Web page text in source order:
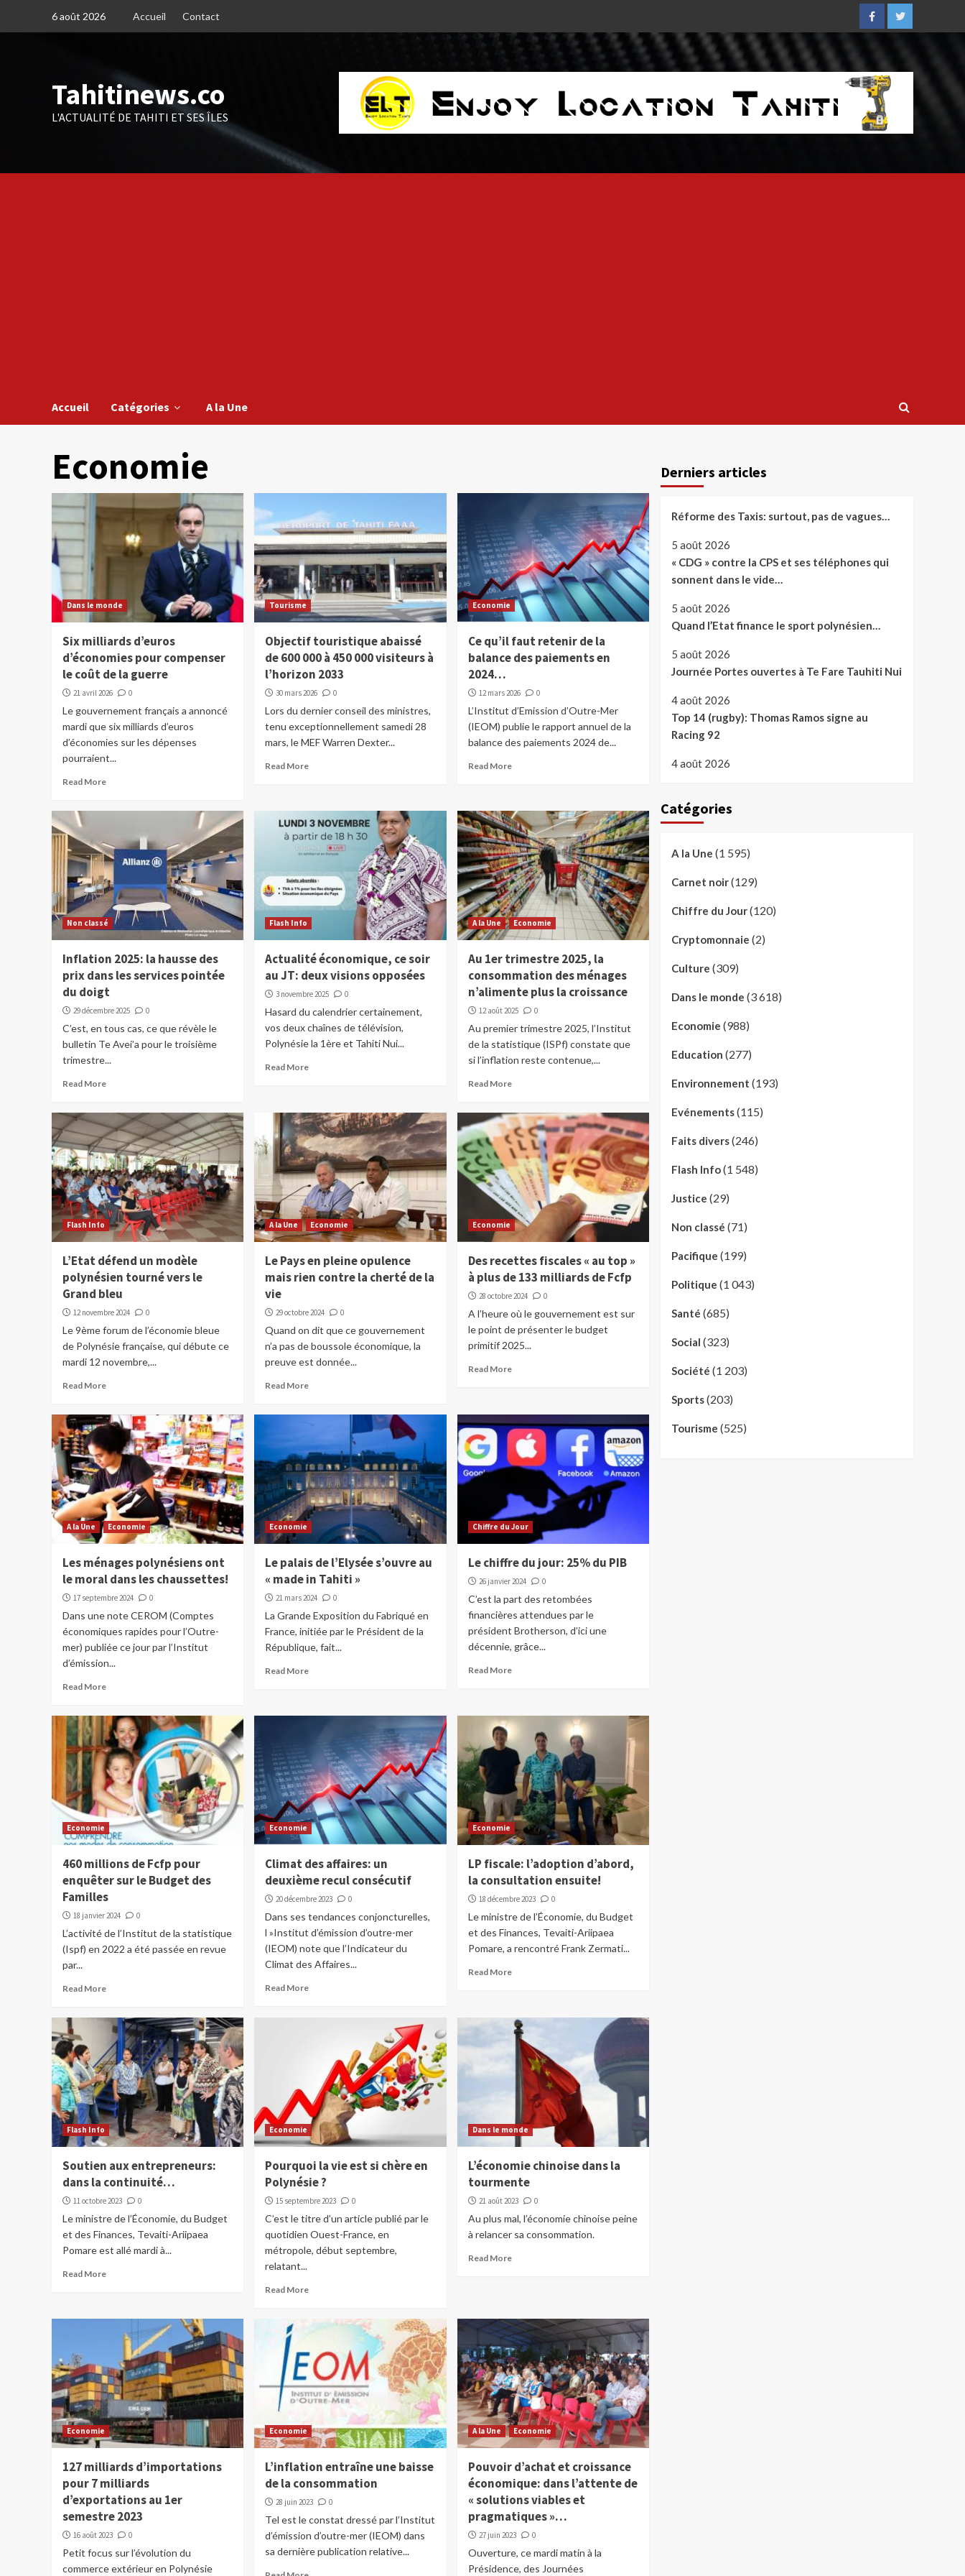
6 août 2026 Accueil Contact
FacebookTwitter
Tahitinews.co
L'ACTUALITÉ DE TAHITI ET SES ÎLES
Accueil Catégories A la Une
Economie
Dans le monde
Six milliards d’euros
d’économies pour compenser
le coût de la guerre
21 avril 2026 0
Le gouvernement français a annoncé
mardi que six milliards d’euros
d’économies sur les dépenses
pourraient...
Read More
Tourisme
Objectif touristique abaissé
de 600 000 à 450 000 visiteurs à
l’horizon 2033
30 mars 2026 0
Lors du dernier conseil des ministres,
tenu exceptionnellement samedi 28
mars, le MEF Warren Dexter...
Read More
Economie
Ce qu’il faut retenir de la
balance des paiements en
2024…
12 mars 2026 0
L’Institut d’Emission d’Outre-Mer
(IEOM) publie le rapport annuel de la
balance des paiements 2024 de...
Read More
Non classé
Inflation 2025: la hausse des
prix dans les services pointée
du doigt
29 décembre 2025 0
C’est, en tous cas, ce que révèle le
bulletin Te Avei’a pour le troisième
trimestre...
Read More
Flash Info
Actualité économique, ce soir
au JT: deux visions opposées
3 novembre 2025 0
Hasard du calendrier certainement,
vos deux chaînes de télévision,
Polynésie la 1ère et Tahiti Nui...
Read More
A la Une Economie
Au 1er trimestre 2025, la
consommation des ménages
n’alimente plus la croissance
12 août 2025 0
Au premier trimestre 2025, l’Institut
de la statistique (ISPf) constate que
si l’inflation reste contenue,...
Read More
Flash Info
L’Etat défend un modèle
polynésien tourné vers le
Grand bleu
12 novembre 2024 0
Le 9ème forum de l’économie bleue
de Polynésie française, qui débute ce
mardi 12 novembre,...
Read More
A la Une Economie
Le Pays en pleine opulence
mais rien contre la cherté de la
vie
29 octobre 2024 0
Quand on dit que ce gouvernement
n’a pas de boussole économique, la
preuve est donnée...
Read More
Economie
Des recettes fiscales « au top »
à plus de 133 milliards de Fcfp
28 octobre 2024 0
A l’heure où le gouvernement est sur
le point de présenter le budget
primitif 2025...
Read More
A la Une Economie
Les ménages polynésiens ont
le moral dans les chaussettes!
17 septembre 2024 0
Dans une note CEROM (Comptes
économiques rapides pour l’Outre-
mer) publiée ce jour par l’Institut
d’émission...
Read More
Economie
Le palais de l’Elysée s’ouvre au
« made in Tahiti »
21 mars 2024 0
La Grande Exposition du Fabriqué en
France, initiée par le Président de la
République, fait...
Read More
Chiffre du Jour
Le chiffre du jour: 25% du PIB
26 janvier 2024 0
C’est la part des retombées
financières attendues par le
président Brotherson, d’ici une
décennie, grâce...
Read More
Economie
460 millions de Fcfp pour
enquêter sur le Budget des
Familles
18 janvier 2024 0
L’activité de l’Institut de la statistique
(Ispf) en 2022 a été passée en revue
par...
Read More
Economie
Climat des affaires: un
deuxième recul consécutif
20 décembre 2023 0
Dans ses tendances conjoncturelles,
l »Institut d’émission d’outre-mer
(IEOM) note que l’Indicateur du
Climat des Affaires...
Read More
Economie
LP fiscale: l’adoption d’abord,
la consultation ensuite!
18 décembre 2023 0
Le ministre de l’Économie, du Budget
et des Finances, Tevaiti-Ariipaea
Pomare, a rencontré Frank Zermati...
Read More
Flash Info
Soutien aux entrepreneurs:
dans la continuité…
11 octobre 2023 0
Le ministre de l’Économie, du Budget
et des Finances, Tevaiti-Ariipaea
Pomare est allé mardi à...
Read More
Economie
Pourquoi la vie est si chère en
Polynésie ?
15 septembre 2023 0
C’est le titre d’un article publié par le
quotidien Ouest-France, en
métropole, début septembre,
relatant...
Read More
Dans le monde
L’économie chinoise dans la
tourmente
21 août 2023 0
Au plus mal, l’économie chinoise peine
à relancer sa consommation.
Read More
Economie
127 milliards d’importations
pour 7 milliards
d’exportations au 1er
semestre 2023
16 août 2023 0
Petit focus sur l’évolution du
commerce extérieur en Polynésie
Economie
L’inflation entraîne une baisse
de la consommation
28 juin 2023 0
Tel est le constat dressé par l’Institut
d’émission d’outre-mer (IEOM) dans
sa dernière publication relative...
A la Une Economie
Pouvoir d’achat et croissance
économique: dans l’attente de
« solutions viables et
pragmatiques »…
27 juin 2023 0
Ouverture, ce mardi matin à la
Présidence, des Journées
Derniers articles
Réforme des Taxis: surtout, pas de vagues…
5 août 2026
« CDG » contre la CPS et ses téléphones qui
sonnent dans le vide…
5 août 2026
Quand l’Etat finance le sport polynésien…
5 août 2026
Journée Portes ouvertes à Te Fare Tauhiti Nui
4 août 2026
Top 14 (rugby): Thomas Ramos signe au
Racing 92
4 août 2026
Catégories
A la Une (1 595)
Carnet noir(129)
Chiffre du Jour(120)
Cryptomonnaie (2)
Culture (309)
Dans le monde (3 618)
Economie (988)
Education (277)
Environnement (193)
Evénements(115)
Faits divers(246)
Flash Info(1 548)
Justice (29)
Non classé (71)
Pacifique (199)
Politique (1 043)
Santé (685)
Social (323)
Société (1 203)
Sports(203)
Tourisme (525)